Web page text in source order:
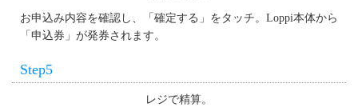
お申込み内容を確認し、「確定する」をタッチ。Loppi本体から
「申込券」が発券されます。
Step5
レジで精算。